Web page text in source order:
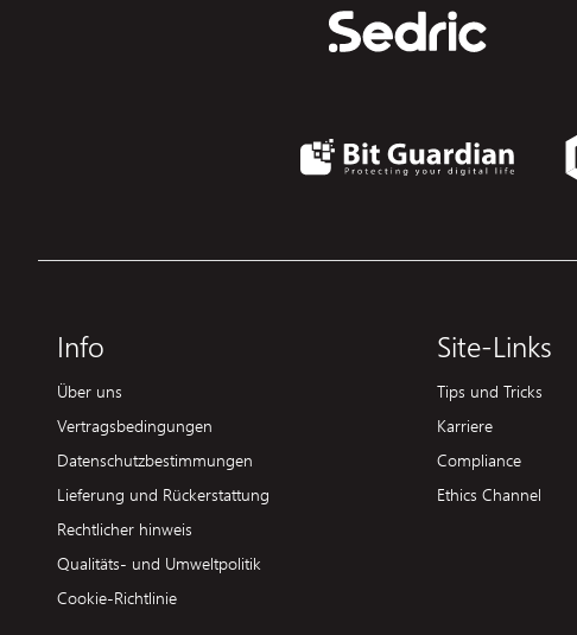
Info
Über uns
Vertragsbedingungen
Datenschutzbestimmungen
Lieferung und Rückerstattung
Rechtlicher hinweis
Qualitäts- und Umweltpolitik
Cookie-Richtlinie
Site-Links
Tips und Tricks
Karriere
Compliance
Ethics Channel